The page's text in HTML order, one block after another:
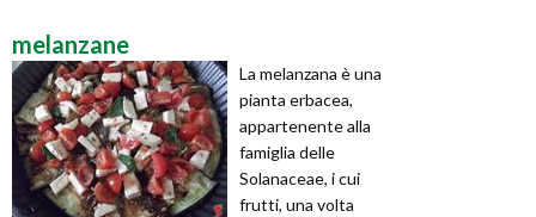
melanzane
La melanzana è una
pianta erbacea,
appartenente alla
famiglia delle
Solanaceae, i cui
frutti, una volta